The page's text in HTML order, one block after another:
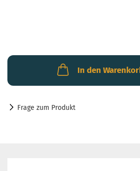
In den
Frage zum Produkt